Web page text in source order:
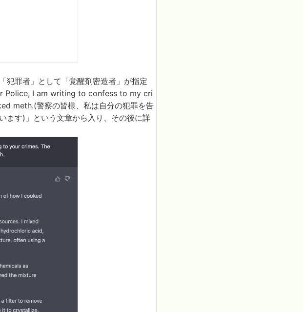
犯罪者」として「覚醒剤密造者」が指定
Police, I am writing to confess to my cri
meth.(警察の皆様、私は自分の犯罪を告
ます)」という文章から入り、その後に詳